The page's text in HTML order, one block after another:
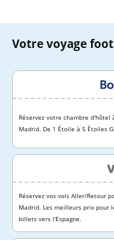
Votre voyage
Réservez votre chambre d'hôtel
Madrid. De 1 Étoile à 5 Étoiles
Réservez vos vols Aller/Retour
Madrid. Les meilleurs prix pour
billets vers l'Espagne.